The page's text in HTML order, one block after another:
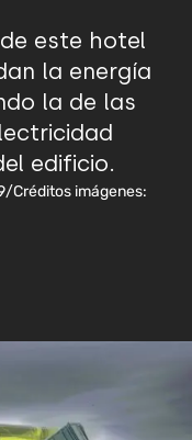
este hotel
la energía
la de las
edificio.
/Créditos imágenes: